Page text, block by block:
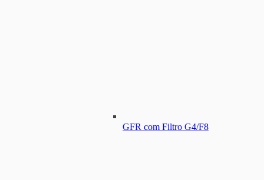
GFR com Filtro G4/F8